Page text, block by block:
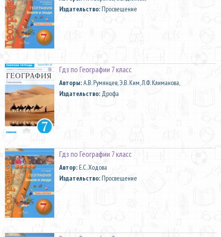
Издательство:Просвещение
Гдз по Географии 7 класс
Aвторы:А.В. Румянцев, Э.В. Ким, Л.Ф. Климанова,
Издательство: Дрофа
Гдз по Географии 7 класс
Автор:Е.С. Ходова
Издательство:Просвещение